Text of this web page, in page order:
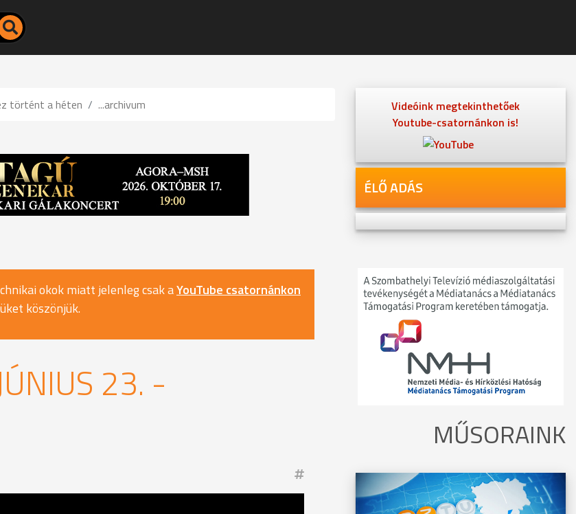
történt a héten ...archivum
okok miatt jelenleg csak aYouTube csatornánkon
köszönjük.
23. -
Videóink megtekinthetőek
Youtube-csatornánkon is!
ÉLŐ ADÁS
MŰSORAINK